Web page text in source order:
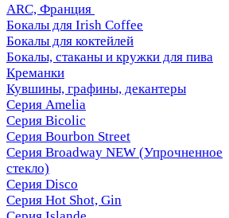
ARC, Франция
Бокалы для Irish Coffee
Бокалы для коктейлей
Бокалы, стаканы и кружки для пива
Креманки
Кувшины, графины, декантеры
Серия Amelia
Серия Bicolic
Серия Bourbon Street
Серия Broadway NEW (Упрочненное
стекло)
Серия Disco
Серия Hot Shot, Gin